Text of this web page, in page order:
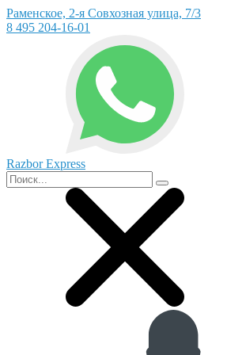
Раменское, 2-я Совхозная улица, 7/3
8 495 204-16-01
Razbor Express